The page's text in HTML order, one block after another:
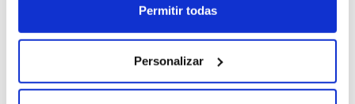
Si lo permite, también quisiéramos:
que puede tener una precisión de varios metros
Identificar su dispositivo analizándolo activamente
Permitir todas
Personalizar
09:30 - 20:00
Viernes
09:30 - 20:00
09:00 - 14:00